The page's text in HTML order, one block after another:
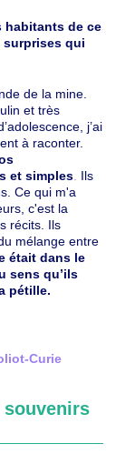
habitants de ce
surprises qui
de la mine.
et très
j’ai
à raconter.
et simples Ils
Ce qui m'a
c'est la
récits. Ils
mélange entre
était dans le
sens qu’ils
pétille.
Curie
souvenirs